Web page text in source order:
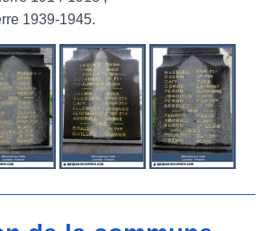
1939-1945.